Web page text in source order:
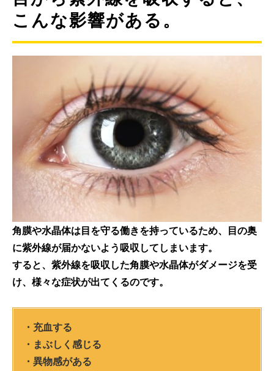
こんな影響がある。
角膜や水晶体は目を守る働きを持っているため、目の奥
に紫外線が届かないよう吸収してしまいます。
すると、紫外線を吸収した角膜や水晶体がダメージを受
け、様々な症状が出てくるのです。
・充血する
・まぶしく感じる
・異物感がある